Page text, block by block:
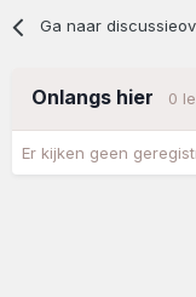
Ga naar
Onlangs hier 0
Er kijken geen